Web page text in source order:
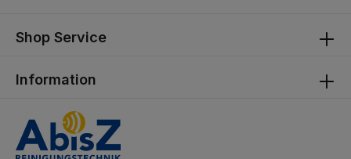
Shop Service
Information